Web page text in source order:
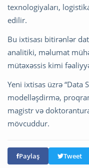
texnologiyaları,
edilir.
Bu ixtisası bitirənlər
analitiki, məlumat
mütəxəssis kimi
Yeni ixtisas üzrə “Data
modelləşdirmə,
magistr və
mövcuddur.
Paylaş Tweet